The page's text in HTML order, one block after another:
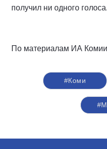
получил ни одного голоса.
По материалам ИА
#Коми